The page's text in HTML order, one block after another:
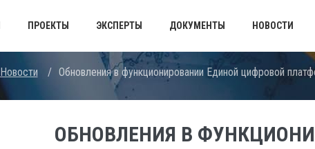
ПРОЕКТЫ ЭКСПЕРТЫ ДОКУМЕНТЫ НОВОСТИ
Новости / Обновления в функционировании Единой цифровой
ОБНОВЛЕНИЯ В